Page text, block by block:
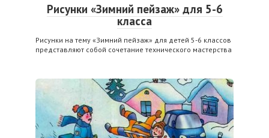
Рисунки «Зимний пейзаж» для 5-6
класса
Рисунки на тему «Зимний пейзаж» для детей 5-6 классов
представляют собой сочетание технического мастерства